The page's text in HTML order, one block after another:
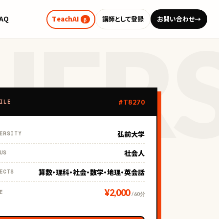
TeachAI β 講師として登録 お問い合わせ→
#T8270
弘前大学
社会人
算数・理科・社会・数学・地理・英会話
¥2,000 / 60分